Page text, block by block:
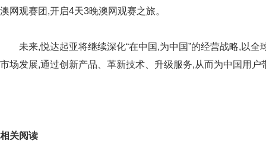
澳网观赛团,开启4天3晚澳网观赛之旅。
未来,悦达起亚将继续深化“在中国,为中国”的经营战略,以
市场发展,通过创新产品、革新技术、升级服务,从而为中国用户
相关阅读